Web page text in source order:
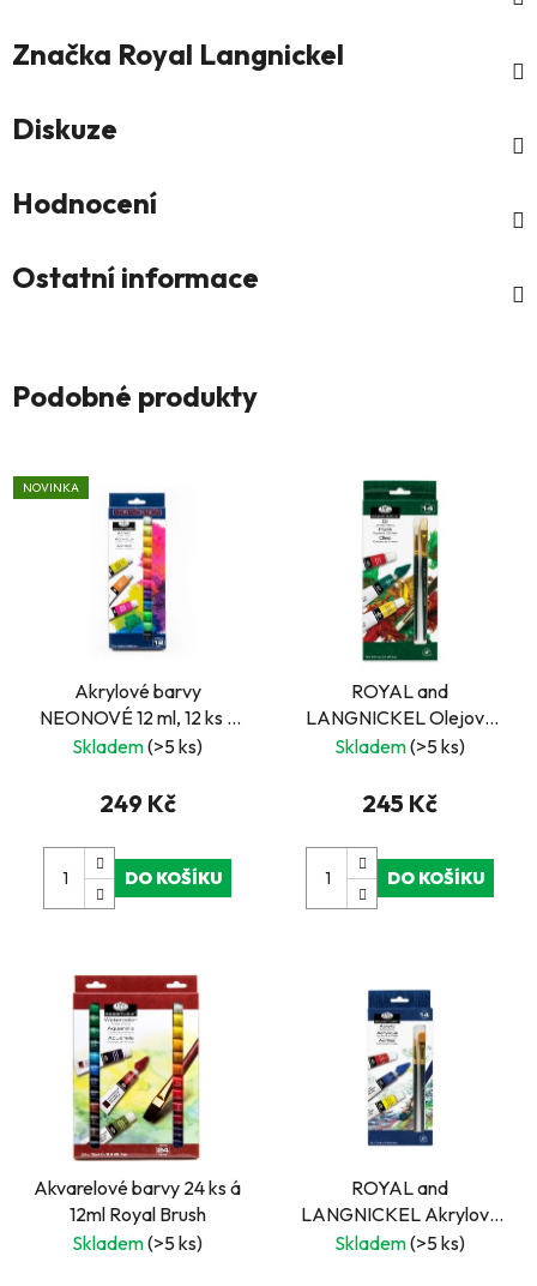
Značka Royal Langnickel
Diskuze
Hodnocení
Ostatní informace
Podobné produkty
NOVINKA
Akrylové barvy
NEONOVÉ 12 ml, 12 ks -
ROYAL and
Skladem(>5 ks)
249 Kč
DO KOŠÍKU
ROYAL and
LANGNICKEL Olejové
barvy 12 ks á 12ml
Skladem(>5 ks)
245 Kč
DO KOŠÍKU
Akvarelové barvy 24 ks á
12ml Royal Brush
Skladem(>5 ks)
ROYAL and
LANGNICKEL Akrylové
barvy 12 ks á 12 ml
Skladem(>5 ks)